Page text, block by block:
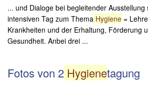
... und Dialoge bei begleitender
intensiven Tag zum Thema Hygiene =
Krankheiten und der Erhaltung, Förderung
Gesundheit. Anbei drei ...
Fotos von 2 Hygienetagung